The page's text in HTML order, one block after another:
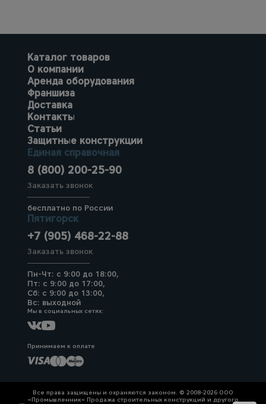
Каталог товаров
О компании
Аренда оборудования
Франшиза
Доставка
Контакты
Статьи
Защитные конструкции
Единая справочная
8 (800) 200-25-90
Заказать звонок
бесплатно по России
Пятигорск
+7 (905) 468-22-88
Заказать звонок
Пн-Чт: с 9:00 до 18:00,
Пт: с 9:00 до 17:00,
Сб: с 9:00 до 13:00,
Вс: выходной
Мы в социальных сетях:
Принимаем к оплате
Все права защищены и охраняются законом. © 2008-2026 ООО
«Промышленник» Продажа строительных конструкций и другого